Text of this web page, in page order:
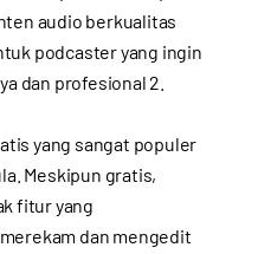
audio berkualitas
podcaster yang ingin
dan profesional 2
yang sangat populer
Meskipun gratis,
fitur yang
dan mengedit